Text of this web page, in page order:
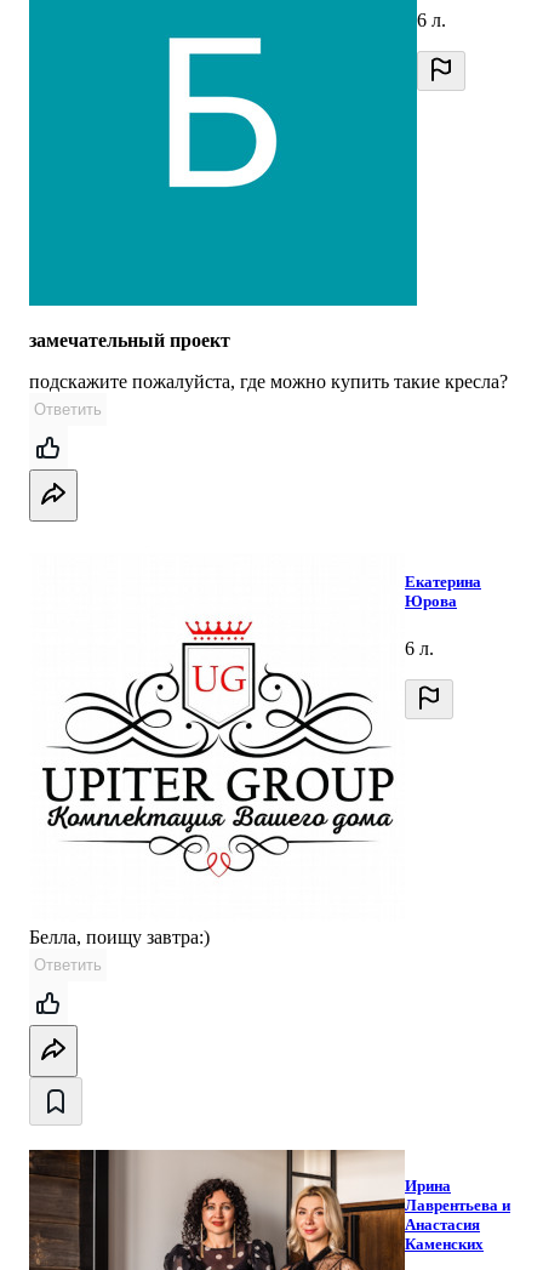
6 л.
замечательный проект
подскажите пожалуйста, где можно купить такие кресла?
Ответить
Екатерина
Юрова
6 л.
Белла, поищу завтра:)
Ответить
Ирина
Лаврентьева и
Анастасия
Каменских